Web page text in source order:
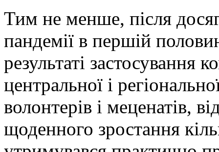
Тим не менше, після
пандемії в першій
результаті застосування
центральної і
волонтерів і меценатів,
щоденного зростання